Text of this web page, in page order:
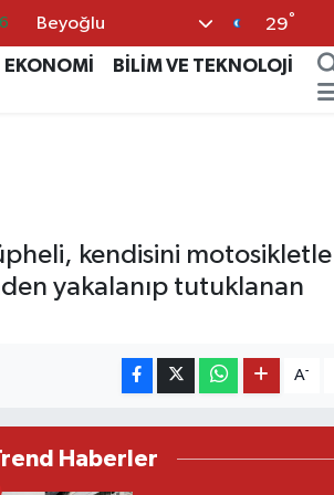
Beyoğlu 29°
EKONOMİ
BİLİM VE TEKNOLOJİ
kendisini motosikletle
yakalanıp tutuklanan
A-
Haberler